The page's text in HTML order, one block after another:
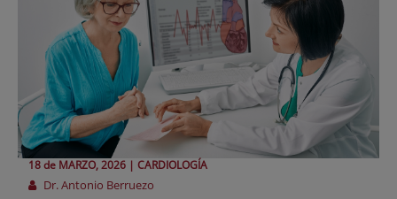
18 de MARZO, 2026 | CARDIOLOGÍA
Dr. Antonio Berruezo